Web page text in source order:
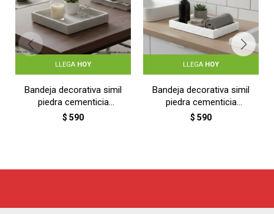
LLEGA HOY
Bandeja decorativa simil
piedra cementicia
Cuadrada 19cm - GRIS
$ 590
LLEGA HOY
Bandeja decorativa simil
piedra cementicia
Rectangular 23x16cm -
$ 590